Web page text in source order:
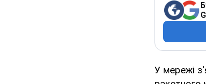
У мережі